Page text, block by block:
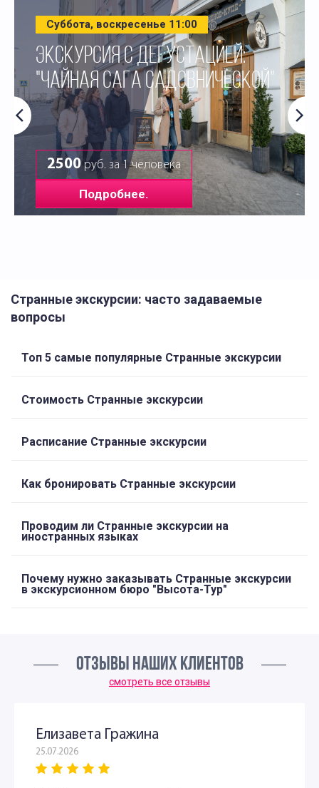
Суббота, воскресенье 11:00
ЭКСКУРСИЯ С ДЕГУСТАЦИЕЙ:
"ЧАЙНАЯ САГА САДОВНИЧЕСКОЙ"
2500руб. за 1 человека
Подробнее.
Странные экскурсии: часто задаваемые
вопросы
Топ 5 самые популярные Странные экскурсии
Стоимость Странные экскурсии
Расписание Странные экскурсии
Как бронировать Странные экскурсии
Проводим ли Странные экскурсии на
иностранных языках
Почему нужно заказывать Странные экскурсии
в экскурсионном бюро "Высота-Тур"
ОТЗЫВЫ НАШИХ КЛИЕНТОВ
смотреть все отзывы
Елизавета Гражина
25.07.2026